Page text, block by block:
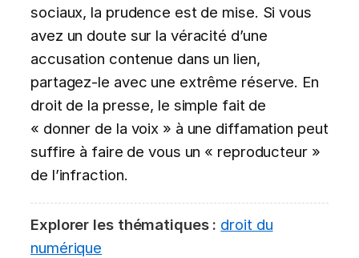
sociaux, la prudence est de mise. Si vous
avez un doute sur la véracité d’une
accusation contenue dans un lien,
partagez-le avec une extrême réserve. En
droit de la presse, le simple fait de
« donner de la voix » à une diffamation peut
suffire à faire de vous un « reproducteur »
de l’infraction.
Explorer les thématiques : droit du
numérique